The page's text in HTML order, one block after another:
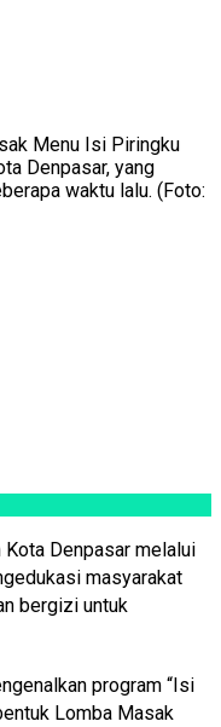
Menu Isi Piringku
Denpasar, yang
waktu lalu. (Foto:
Denpasar melalui
masyarakat
bergizi untuk
program “Isi
Lomba Masak